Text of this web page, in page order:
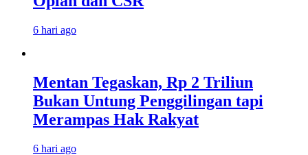
6 hari ago
Mentan Tegaskan, Rp 2 Triliun
Bukan Untung Penggilingan tapi
Merampas Hak Rakyat
6 hari ago